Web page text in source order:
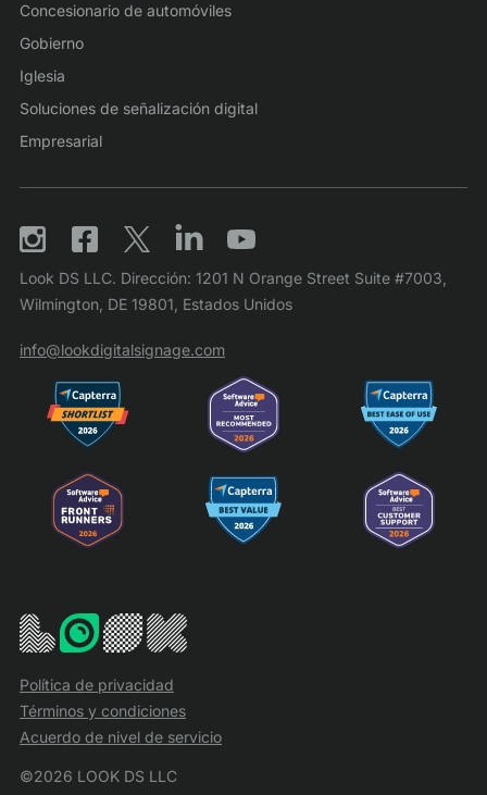
Concesionario de automóviles
Gobierno
Iglesia
Soluciones de señalización digital
Empresarial
Look DS LLC. Dirección: 1201 N Orange Street Suite #7003,
Wilmington, DE 19801, Estados Unidos
info@lookdigitalsignage.com
Política de privacidad
Términos y condiciones
Acuerdo de nivel de servicio
©2026 LOOK DS LLC